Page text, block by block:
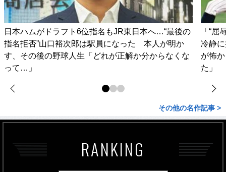
日本ハムがドラフト6位指名もJR東日本へ…“最後の
指名拒否”山口裕次郎は駅員になった 本人が明か
す、その後の野球人生「どれが正解か分からなくな
って…」
「“
冷静
が怖
た」
その他の名作記事 >
RANKING